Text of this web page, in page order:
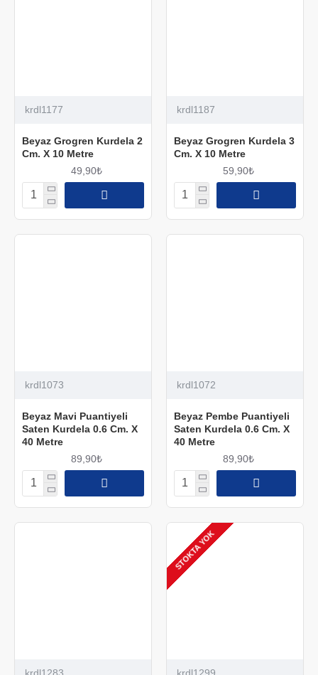
krdl1177
Beyaz Grogren Kurdela 2
Cm. X 10 Metre
49,90₺
krdl1187
Beyaz Grogren Kurdela 3
Cm. X 10 Metre
59,90₺
krdl1073
Beyaz Mavi Puantiyeli
Saten Kurdela 0.6 Cm. X
40 Metre
89,90₺
krdl1072
Beyaz Pembe Puantiyeli
Saten Kurdela 0.6 Cm. X
40 Metre
89,90₺
STOKTA YOK